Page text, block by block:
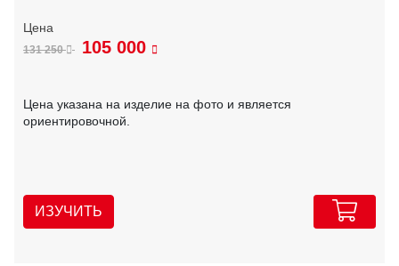
131 250 105 000
Цена указана на изделие на фото и является
ориентировочной.
ИЗУЧИТЬ